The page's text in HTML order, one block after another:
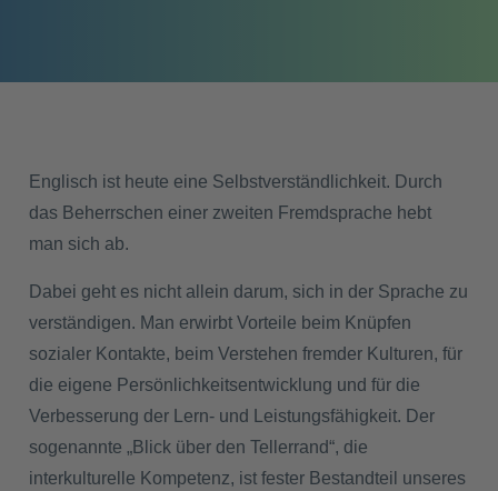
Englisch ist heute eine Selbstverständlichkeit. Durch
das Beherrschen einer zweiten Fremdsprache hebt
man sich ab.
Dabei geht es nicht allein darum, sich in der Sprache zu
verständigen. Man erwirbt Vorteile beim Knüpfen
sozialer Kontakte, beim Verstehen fremder Kulturen, für
die eigene Persönlichkeitsentwicklung und für die
Verbesserung der Lern- und Leistungsfähigkeit. Der
sogenannte „Blick über den Tellerrand“, die
interkulturelle Kompetenz, ist fester Bestandteil unseres